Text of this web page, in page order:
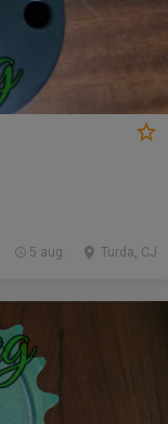
Turda, CJ
5 aug.